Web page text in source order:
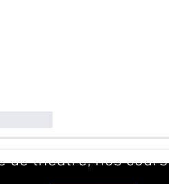
de théâtre, nos